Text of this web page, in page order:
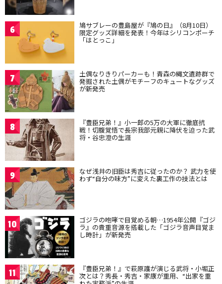
6 鳩サブレーの豊島屋が『鳩の日』（8月10日）
限定グッズ詳細を発表！今年はシリコンポーチ
「はとっこ」
7 土偶なりきりパーカーも！青森の縄文遺跡群で
発掘された土偶がモチーフのキュートなグッズ
が新発売
8 『豊臣兄弟！』小一郎の5万の大軍に徹底抗
戦！切腹覚悟で長宗我部元親に降伏を迫った武
将・谷忠澄の生涯
9 なぜ浅井の旧臣は秀吉に従ったのか？ 武力を使
わず“自分の味方”に変えた裏工作の技法とは
10 ゴジラの咆哮で目覚める朝…1954年公開『ゴジ
ラ』の貴重音源を搭載した「ゴジラ音声目覚ま
し時計」が新発売
11 『豊臣兄弟！』で萩原護が演じる武将・小堀正
次とは？秀長・秀吉・家康が重用、“出家を重